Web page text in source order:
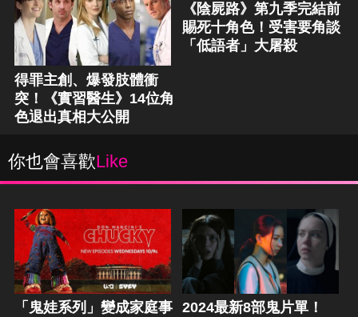
得罪主創、爆發肢體衝
突！《實習醫生》14位角
色退出真相大公開
《陰屍路》第九季完結前
賜死十角色！受害要角談
「低語者」大屠殺
你也會喜歡Like
「鬼娃系列」變成家庭事
2024最新8部鬼片單！